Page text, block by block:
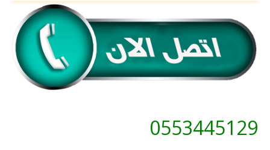
0553445129